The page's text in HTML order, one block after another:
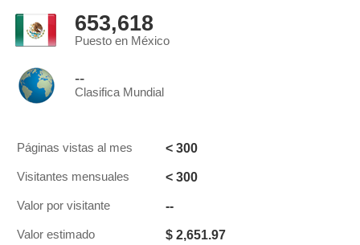
653,618
Puesto en México
--
Clasifica Mundial
Páginas vistas al mes < 300
Visitantes mensuales < 300
Valor por visitante --
Valor estimado $ 2,651.97